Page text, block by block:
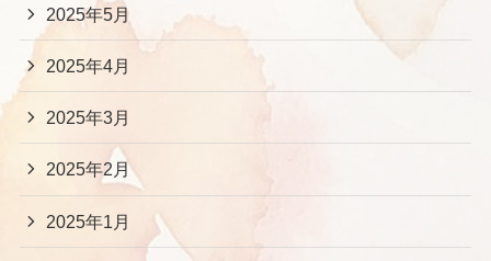
2025年5月
2025年4月
2025年3月
2025年2月
2025年1月